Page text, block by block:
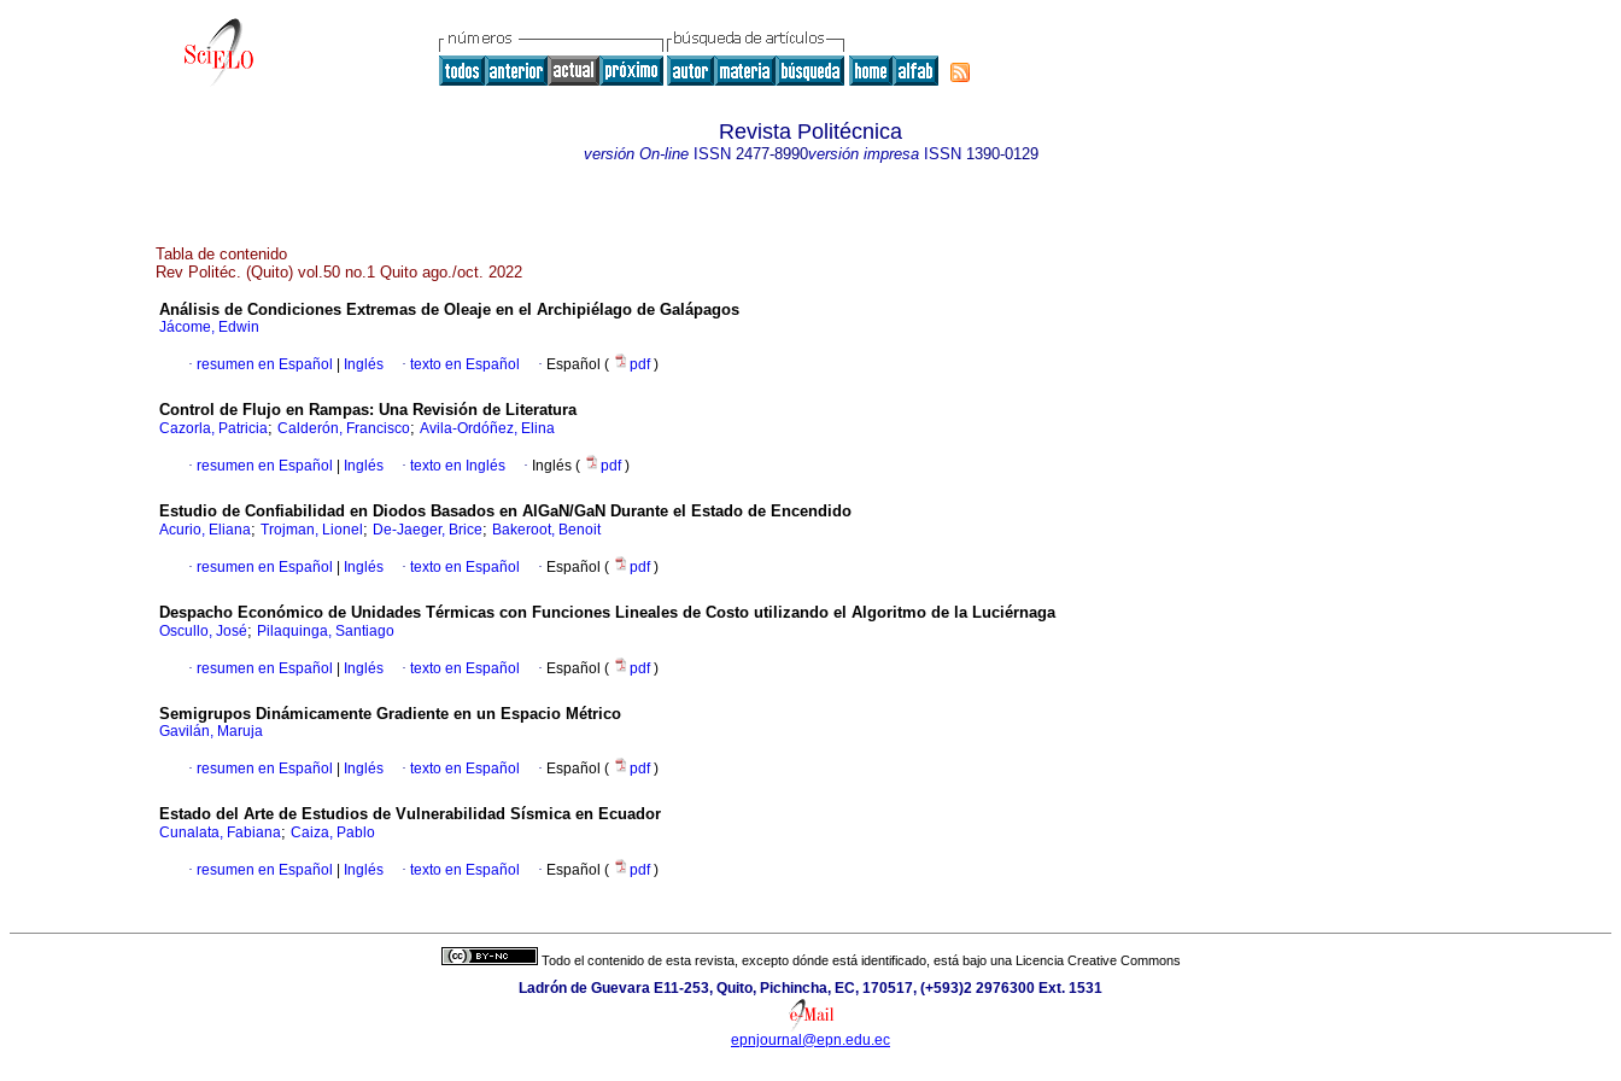
Revista Politécnica
versión On-lineISSN 2477-8990versión impresaISSN 1390-0129
Tabla de contenido
Rev Politéc. (Quito) vol.50 no.1 Quito ago./oct. 2022
Análisis de Condiciones Extremas de Oleaje en el Archipiélago de Galápagos
Jácome, Edwin
· resumen en Español Inglés · texto en Español · Español ( pdf)
Control de Flujo en Rampas: Una Revisión de Literatura
Cazorla, Patricia; Calderón, Francisco; Avila-Ordóñez, Elina
· resumen en Español Inglés · texto en Inglés · Inglés ( pdf)
Estudio de Confiabilidad en Diodos Basados en AlGaN/GaN Durante el Estado de Encendido
Acurio, Eliana; Trojman, Lionel ; De-Jaeger, Brice; Bakeroot, Benoit
· resumen en Español Inglés · texto en Español · Español ( pdf)
Despacho Económico de Unidades Térmicas con Funciones Lineales de Costo utilizando el Algoritmo de la Luciérnaga
Oscullo, José; Pilaquinga, Santiago
· resumen en Español Inglés · texto en Español · Español ( pdf)
Semigrupos Dinámicamente Gradiente en un Espacio Métrico
Gavilán, Maruja
· resumen en Español Inglés · texto en Español · Español ( pdf)
Estado del Arte de Estudios de Vulnerabilidad Sísmica en Ecuador
Cunalata, Fabiana; Caiza, Pablo
· resumen en Español Inglés · texto en Español · Español ( pdf)
Todo el contenido de esta revista, excepto dónde está identificado, está bajo una Licencia Creative Commons
Ladrón de Guevara E11-253, Quito, Pichincha, EC, 170517, (+593)2 2976300 Ext. 1531
epnjournal@epn.edu.ec